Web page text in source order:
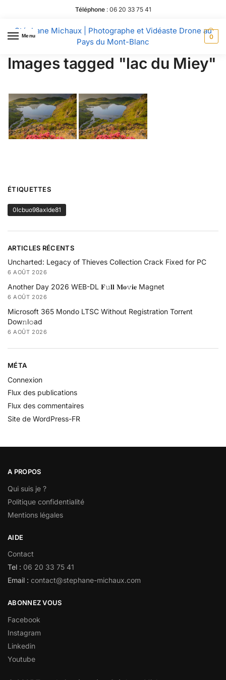
Téléphone: 06 20 33 75 41
Menu
Stéphane Michaux | Photographe et Vidéaste Drone au
Pays du Mont-Blanc
0
Images tagged "lac du Miey"
ÉTIQUETTES
0lcbuo98axlde81
ARTICLES RÉCENTS
Uncharted: Legacy of Thieves Collection Crack Fixed for PC
6 AOÛT 2026
Another Day 2026 WEB-DL 𝐅𝚞𝐥𝐥 𝐌𝐨𝚟𝐢𝐞 Magnet
6 AOÛT 2026
Microsoft 365 Mondo LTSC Without Registration Torr𝐞nt
Dow𝚗l𝚘аd
6 AOÛT 2026
MÉTA
Connexion
Flux des publications
Flux des commentaires
Site de WordPress-FR
A PROPOS
Qui suis je ?
Politique confidentialité
Mentions légales
AIDE
Contact
Tel : 06 20 33 75 41
Email : contact@stephane-michaux.com
ABONNEZ VOUS
Facebook
Instagram
Linkedin
Youtube